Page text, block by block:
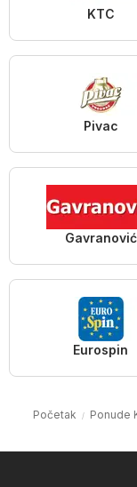
KTC
Pivac
Gavranović
Eurospin
Početak Ponude